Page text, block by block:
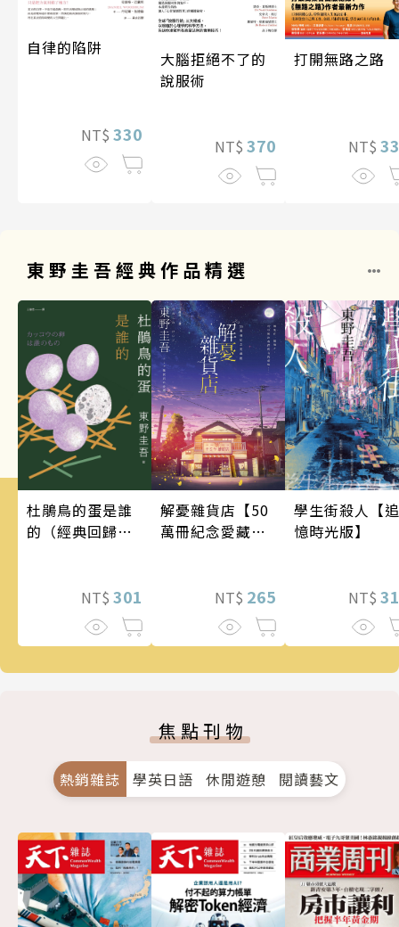
自律的陷阱
NT$ 330
大腦拒絕不了的
說服術
NT$ 370
打開無路之路
NT$
東野圭吾經典作品精選
杜鵑鳥的蛋是誰
的（經典回歸
NT$ 301
解憂雜貨店【50
萬冊紀念愛藏
NT$ 265
學生街殺人【追
憶時光版】
NT$
焦點刊物
熱銷雜誌 學英日語 休閒遊憩 閱讀藝文